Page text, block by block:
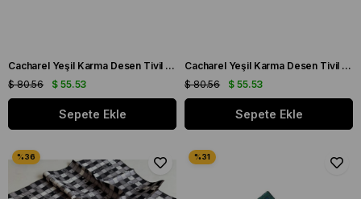
Cacharel Yeşil Karma Desen Tivil İpek Eşarp 8849313 - 951
$ 55.53
$ 80.56
Sepete Ekle
Cacharel Yeşil Karma Desen Tivil İpek Eşarp 8849313 - 912
$ 55.53
$ 80.56
Sepete Ekle